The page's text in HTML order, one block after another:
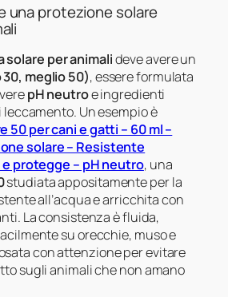
una protezione solare
solare per animalideve avere un
30, meglio 50), essere formulata
pH neutroe ingredienti
Un esempio è
50 per cani e gatti – 60 ml –
solare – Resistente
e protegge – pH neutro, una
studiata appositamente per la
all’acqua e arricchita con
La consistenza è fluida,
su orecchie, muso e
con attenzione per evitare
sugli animali che non amano